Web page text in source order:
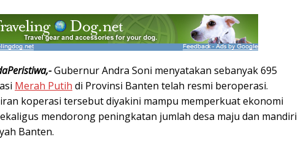
GubernurAndra Soni menyatakan sebanyak 695
Merah Putih di Provinsi Banten telah resmi beroperasi.
koperasi tersebut diyakini mampu memperkuat ekonomi
mendorong peningkatan jumlah desa maju dan mandiri
Banten.